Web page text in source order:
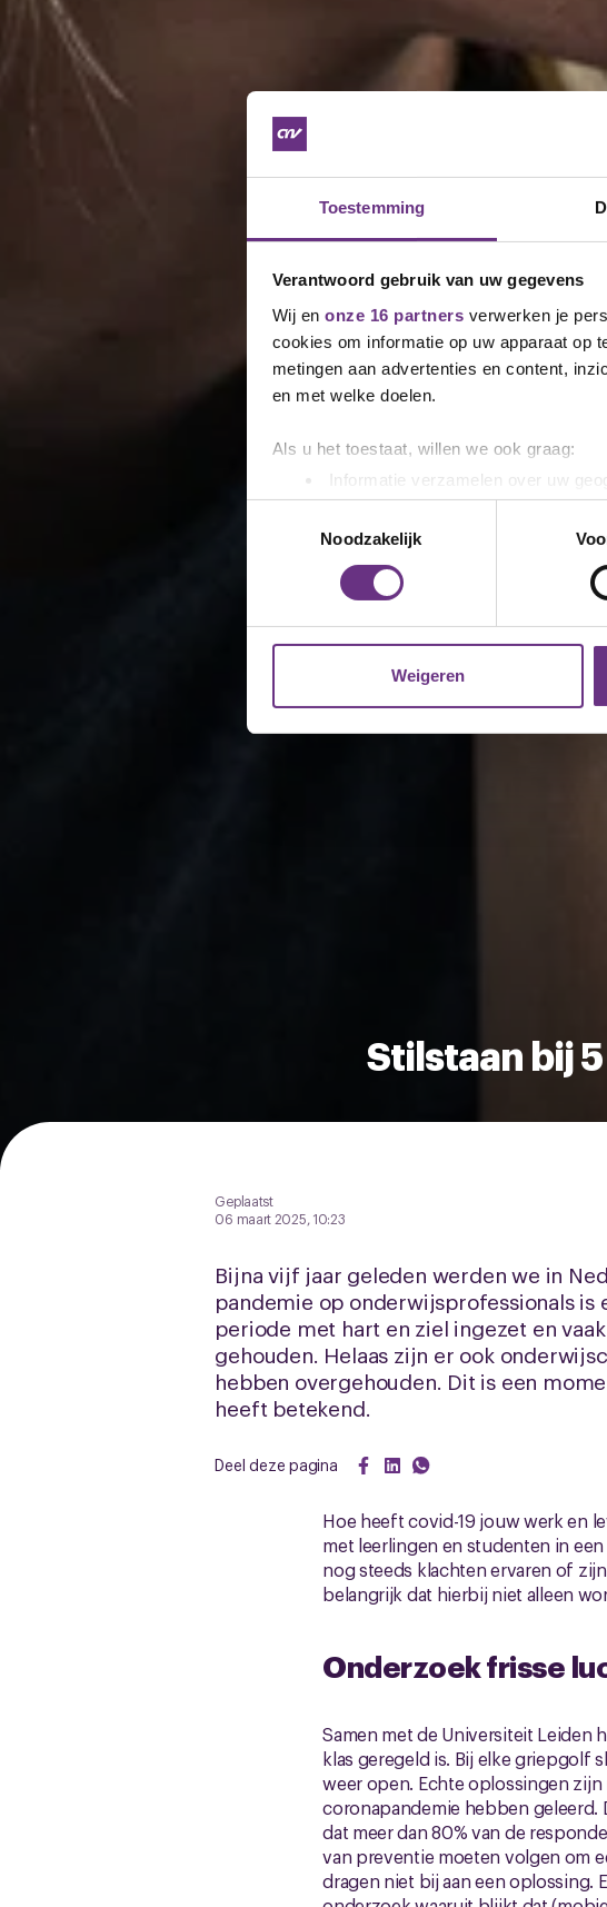
Toestemming
Verantwoord gebruik van uw gegevens
Wij en onze 16 partners verwerken je
cookies om informatie op uw apparaat op
metingen aan advertenties en content,
en met welke doelen.
Als u het toestaat, willen we ook graag:
Informatie verzamelen over uw
Uw apparaat identificeren door het
Lees meer over hoe uw persoonlijke
toestemming op elk moment wijzigen of
websiteverkeer te analyseren. Ook delen
media, adverteren en analyse. Deze
Noodzakelijk
Weigeren
Stilstaan bij
Geplaatst
06 maart 2025, 10:23
Bijna vijf jaar geleden werden we in
pandemie op onderwijsprofessionals
periode met hart en ziel ingezet en
gehouden. Helaas zijn er ook
hebben overgehouden. Dit is een
heeft betekend.
Deel deze pagina
Hoe heeft covid-19 jouw werk en
met leerlingen en studenten in
nog steeds klachten ervaren of
belangrijk dat hierbij niet alleen
Onderzoek frisse
Samen met de Universiteit Leiden
klas geregeld is. Bij elke griepgolf
weer open. Echte oplossingen
coronapandemie hebben
dat meer dan 80% van de
van preventie moeten volgen om
dragen niet bij aan een oplossing.